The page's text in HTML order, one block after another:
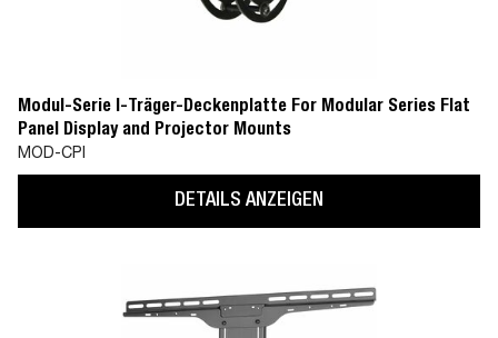
Modul-Serie I-Träger-Deckenplatte For Modular Series Flat
Panel Display and Projector Mounts
MOD-CPI
DETAILS ANZEIGEN